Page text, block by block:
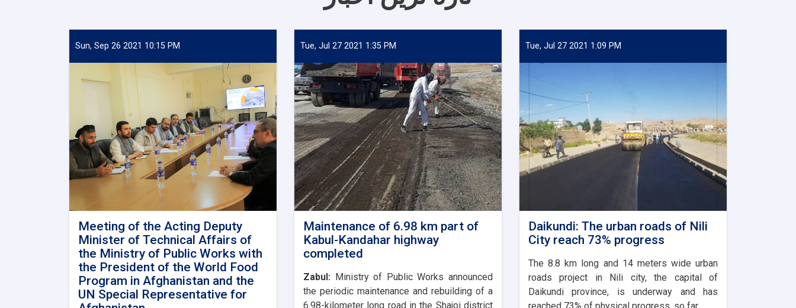
Sun, Sep 26 2021 10:15 PM
Meeting of the Acting Deputy
Minister of Technical Affairs of
the Ministry of Public Works with
the President of the World Food
Program in Afghanistan and the
UN Special Representative for
Tue, Jul 27 2021 1:35 PM
Maintenance of 6.98 km part of
Kabul-Kandahar highway
completed
Zabul: Ministry of Public Works announced
the periodic maintenance and rebuilding of a
6.98-kilometer long road in the Shajoi district
Tue, Jul 27 2021 1:09 PM
Daikundi: The urban roads of Nili
City reach 73% progress
The 8.8 km long and 14 meters wide urban
roads project in Nili city, the capital of
Daikundi province, is underway and has
reached 73% of physical progress, so far.